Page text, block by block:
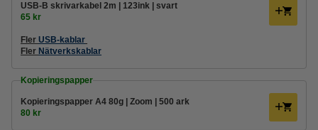
USB-B skrivarkabel 2m | 123ink | svart
65 kr
Fler USB-kablar
Fler Nätverkskablar
Kopieringspapper
Kopieringspapper A4 80g | Zoom | 500 ark
80 kr